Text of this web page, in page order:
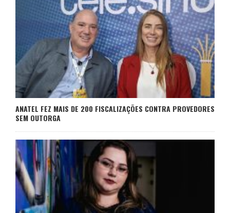
ANATEL FEZ MAIS DE 200 FISCALIZAÇÕES CONTRA PROVEDORES
SEM OUTORGA